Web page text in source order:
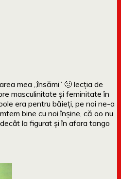
mea „însămi” 🙂 lecția de
masculinitate și feminitate în
era pentru băieți, pe noi ne-a
bine cu noi înșine, că oo nu
la figurat și în afara tango